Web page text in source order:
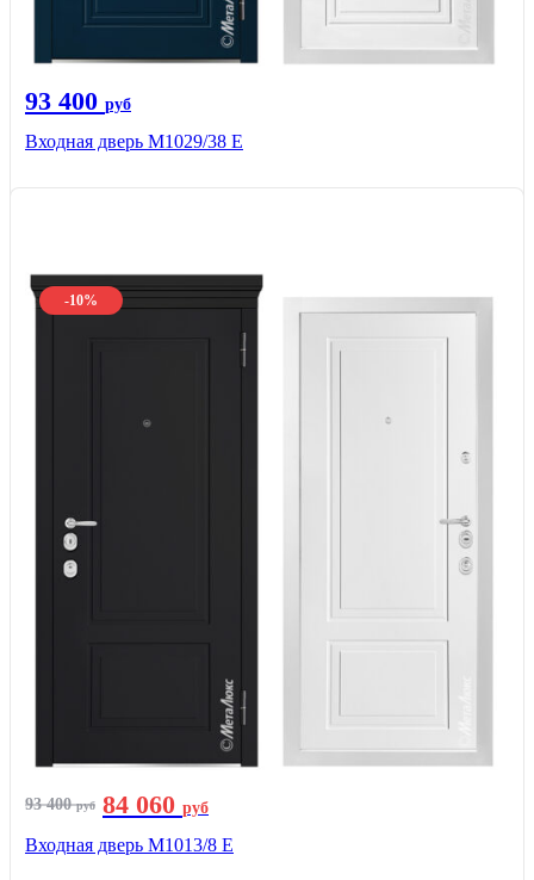
93 400 руб
Входная дверь М1029/38 E
-10%
93 400руб 84 060 руб
Входная дверь М1013/8 E